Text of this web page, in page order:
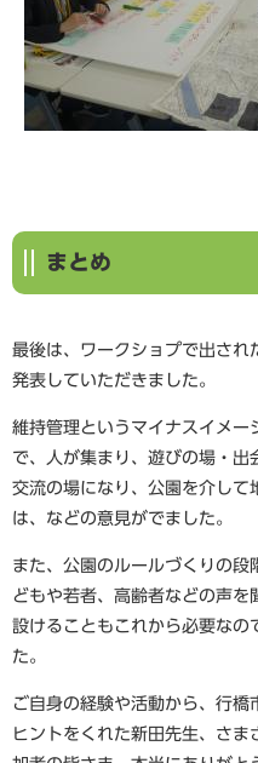
まとめ
最後は、ワークショプで出され
発表していただきました。
維持管理というマイナスイメー
で、人が集まり、遊びの場・出
交流の場になり、公園を介して
は、などの意見がでました。
また、公園のルールづくりの
どもや若者、高齢者などの声を
設けることもこれから必要なの
た。
ご自身の経験や活動から、行
ヒントをくれた新田先生、さ